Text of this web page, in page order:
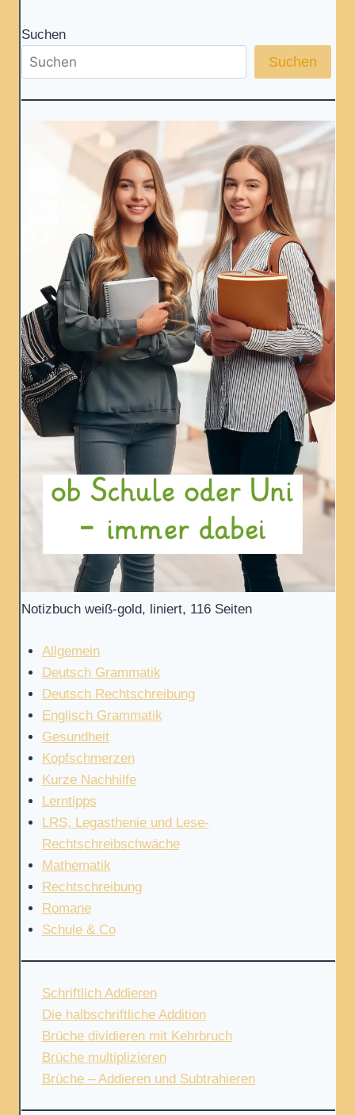
Suchen
Suchen
Notizbuch weiß-gold, liniert, 116 Seiten
Allgemein
Deutsch Grammatik
Deutsch Rechtschreibung
Englisch Grammatik
Gesundheit
Kopfschmerzen
Kurze Nachhilfe
Lerntipps
LRS, Legasthenie und Lese-
Rechtschreibschwäche
Mathematik
Rechtschreibung
Romane
Schule & Co
Schriftlich Addieren
Die halbschriftliche Addition
Brüche dividieren mit Kehrbruch
Brüche multiplizieren
Brüche – Addieren und Subtrahieren